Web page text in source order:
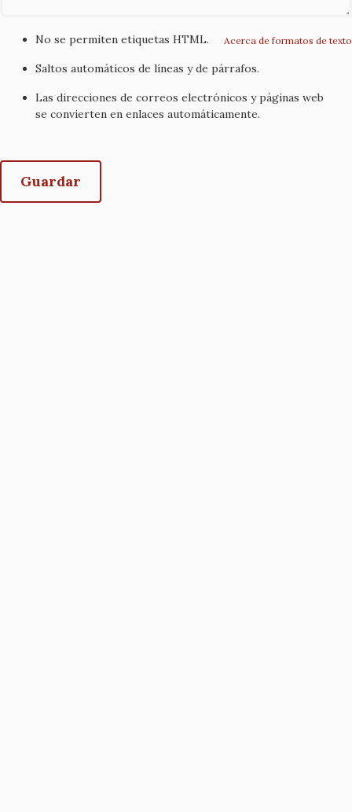
Acerca de formatos de texto
No se permiten etiquetas HTML.
Saltos automáticos de líneas y de párrafos.
Las direcciones de correos electrónicos y páginas web
se convierten en enlaces automáticamente.